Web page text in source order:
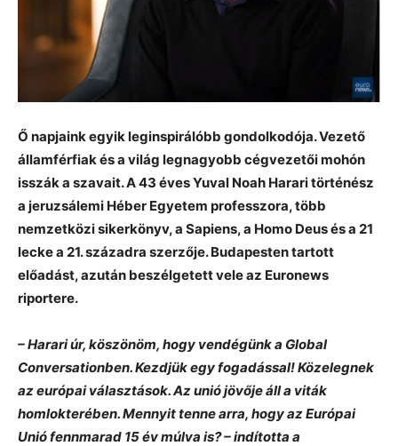
Ő napjaink egyik leginspirálóbb gondolkodója. Vezető
államférfiak és a világ legnagyobb cégvezetői mohón
isszák a szavait. A 43 éves Yuval Noah Harari történész
a jeruzsálemi Héber Egyetem professzora, több
nemzetközi sikerkönyv, a Sapiens, a Homo Deus és a 21
lecke a 21. századra szerzője. Budapesten tartott
előadást, azután beszélgetett vele az Euronews
riportere.
– Harari úr, köszönöm, hogy vendégünk a Global
Conversationben. Kezdjük egy fogadással! Közelegnek
az európai választások. Az unió jövője áll a viták
homlokterében. Mennyit tenne arra, hogy az Európai
Unió fennmarad 15 év múlva is? – indította a